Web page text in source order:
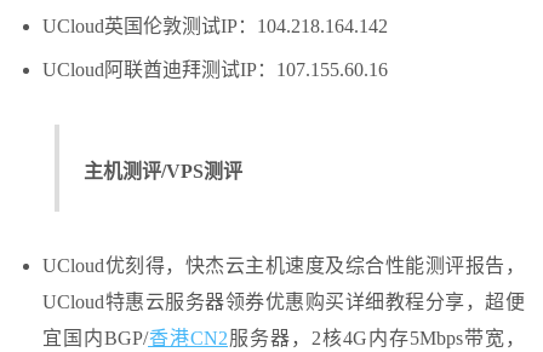
UCloud英国伦敦测试IP：104.218.164.142
UCloud阿联酋迪拜测试IP：107.155.60.16
主机测评/VPS测评
UCloud优刻得，快杰云主机速度及综合性能测评报告，
UCloud特惠云服务器领券优惠购买详细教程分享，超便
宜国内BGP/香港CN2服务器，2核4G内存5Mbps带宽，